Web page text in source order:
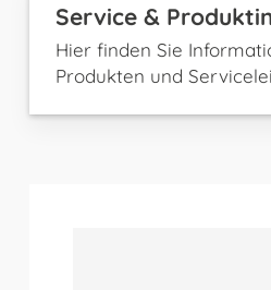
Service &
Hier finden Sie
Produkten und